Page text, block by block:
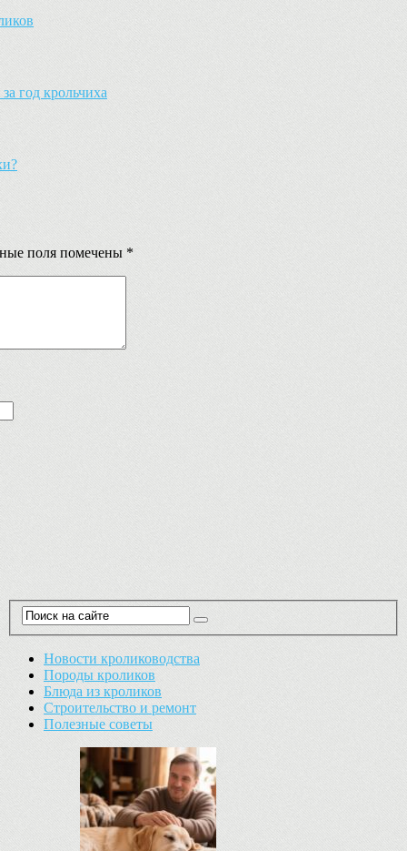
год крольчиха
поля помечены *
Новости кролиководства
Породы кроликов
Блюда из кроликов
Строительство и ремонт
Полезные советы